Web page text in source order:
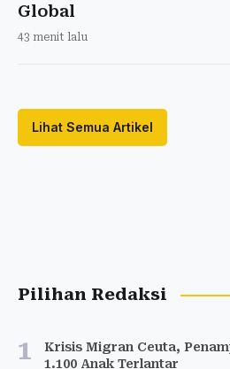
Global
43 menit lalu
Lihat Semua Artikel
Pilihan Redaksi
1
Krisis Migran Ceuta,
1.100 Anak Terlantar